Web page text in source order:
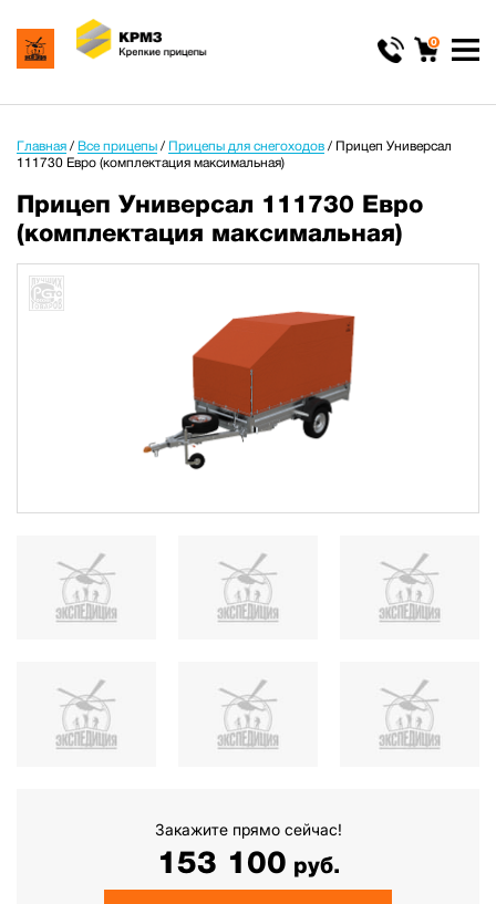
0
Главная / Все прицепы / Прицепы для снегоходов / Прицеп Универсал
111730 Евро (комплектация максимальная)
Прицеп Универсал 111730 Евро
(комплектация максимальная)
Закажите прямо сейчас!
153 100 руб.